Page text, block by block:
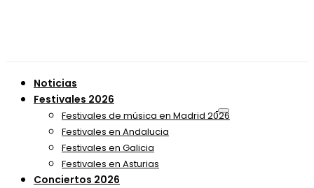
Noticias
Festivales 2026
Festivales de música en Madrid 2026
Festivales en Andalucia
Festivales en Galicia
Festivales en Asturias
Conciertos 2026